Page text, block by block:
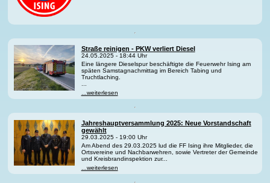
Straße reinigen - PKW verliert Diesel
24.05.2025 - 18:44 Uhr
Eine längere Dieselspur beschäftigte die Feuerwehr Ising am
späten Samstagnachmittag im Bereich Tabing und
Truchtlaching.
...
...weiterlesen
Jahreshauptversammlung 2025: Neue Vorstandschaft
gewählt
29.03.2025 - 19:00 Uhr
Am Abend des 29.03.2025 lud die FF Ising ihre Mitglieder, die
Ortsvereine und Nachbarwehren, sowie Vertreter der Gemeinde
und Kreisbrandinspektion zur...
...weiterlesen